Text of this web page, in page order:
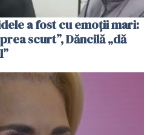
a fost cu emoţii mari:
scurt”, Dăncilă „dă